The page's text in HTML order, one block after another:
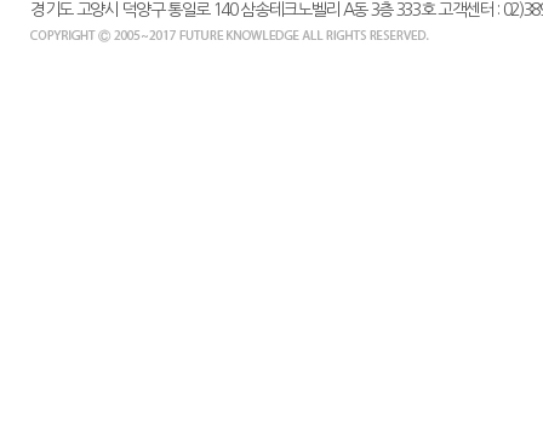
경기도 고양시 덕양구 통일로 140 삼송테크노벨리 A동 3층 333호 고객센터 :